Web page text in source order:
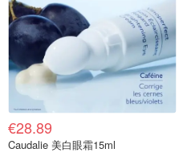
€28.89
Caudalie 美白眼霜15ml